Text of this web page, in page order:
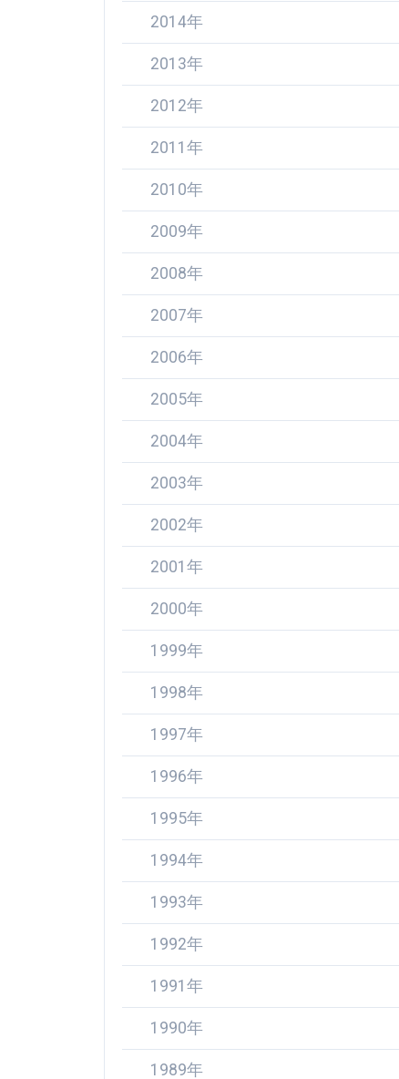
2014年
2013年
2012年
2011年
2010年
2009年
2008年
2007年
2006年
2005年
2004年
2003年
2002年
2001年
2000年
1999年
1998年
1997年
1996年
1995年
1994年
1993年
1992年
1991年
1990年
1989年